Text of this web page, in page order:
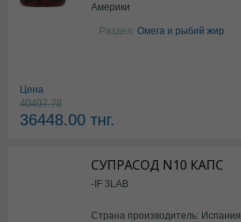
Америки
Раздел: Омега и рыбий жир
Цена
40497.78
36448.00 тнг.
СУПРАСОД N10 КАПС
-IF 3LAB
Страна производитель: Испания